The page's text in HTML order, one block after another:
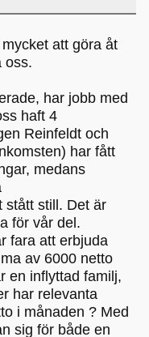
att göra åt
oss.
har jobb med
haft 4
Reinfeldt och
har fått
medans
stått still. Det är
för vår del.
fara att erbjuda
av 6000 netto
en inflyttad familj,
har relevanta
i månaden ? Med
sig för både en